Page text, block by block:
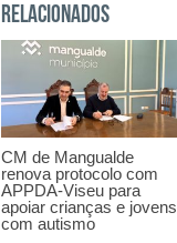
Relacionados
CM de Mangualde
renova protocolo com
APPDA-Viseu para
apoiar crianças e jovens
com autismo